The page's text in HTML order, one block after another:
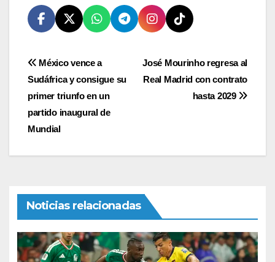
Navegación
de
entradas
José Mourinho regresa al
Real Madrid con contrato
hasta 2029
México vence a
Sudáfrica y consigue su
primer triunfo en un
partido inaugural de
Mundial
Noticias relacionadas